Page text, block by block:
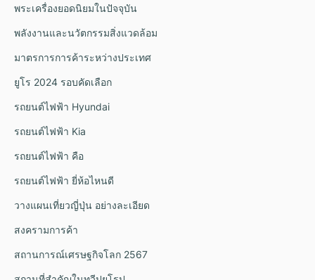
พระเครื่องยอดนิยมในปัจจุบัน
พลังงานและนวัตกรรมสิ่งแวดล้อม
มาตรการการค้าระหว่างประเทศ
ยูโร 2024 รอบคัดเลือก
รถยนต์ไฟฟ้า Hyundai
รถยนต์ไฟฟ้า Kia
รถยนต์ไฟฟ้า คือ
รถยนต์ไฟฟ้า ยี่ห้อไหนดี
วางแผนเที่ยวญี่ปุ่น อย่างละเอียด
สงครามการค้า
สถานการณ์เศรษฐกิจโลก 2567